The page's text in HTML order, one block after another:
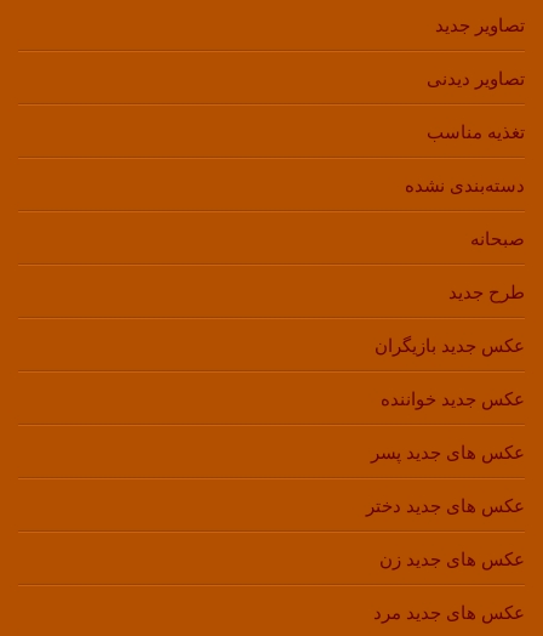
تصاویر جدید
تصاویر دیدنی
تغذیه مناسب
دسته‌بندی نشده
صبحانه
طرح جدید
عکس جدید بازیگران
عکس جدید خواننده
عکس های جدید پسر
عکس های جدید دختر
عکس های جدید زن
عکس های جدید مرد